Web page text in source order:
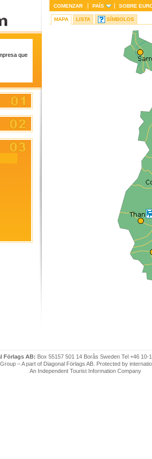
que
COMENZAR PAÍS SOBRE
MAPA LISTA SÍMBOLOS
Förlags AB: Box 55157 501 14 Borås Sweden Tel +46
– A part of Diagonal Förlags AB. Protected by
An Independent Tourist Information Company